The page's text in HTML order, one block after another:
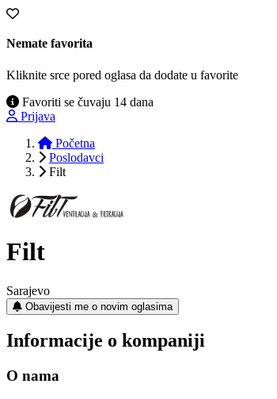
Nemate favorita
Kliknite srce pored oglasa da dodate u favorite
Favoriti se čuvaju 14 dana
Prijava
Početna
Poslodavci
Filt
Filt
Sarajevo
Obavijesti me o novim oglasima
Informacije o kompaniji
O nama